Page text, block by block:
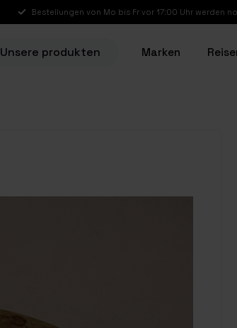
Bestellungen von Mo bis Fr vor 17:00 Uhr werden
Unsere produkten Marken